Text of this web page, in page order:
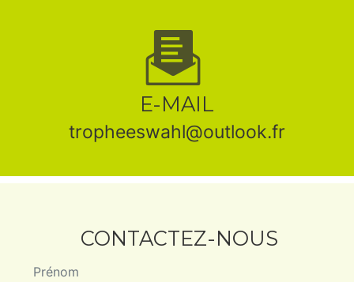
E-MAIL
tropheeswahl@outlook.fr
CONTACTEZ-NOUS